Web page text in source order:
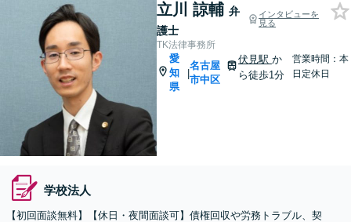
立川 諒輔 弁
護士
インタビューを
見る
TK法律事務所
愛
知
県
|
名古屋
市中区
伏見駅 か
ら徒歩1分
営業時間：本
日定休日
学校法人
【初回面談無料】【休日・夜間面談可】債権回収や労務トラブル、契